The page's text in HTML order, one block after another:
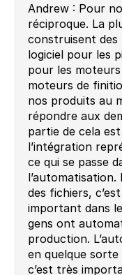
Andrew : Pour
réciproque. La
construisent des
logiciel pour les
pour les moteurs
moteurs de
nos produits au
répondre aux
partie de cela
l’intégration
ce qui se passe
l’automatisation.
des fichiers,
important dans
gens ont
production.
en quelque
c’est très